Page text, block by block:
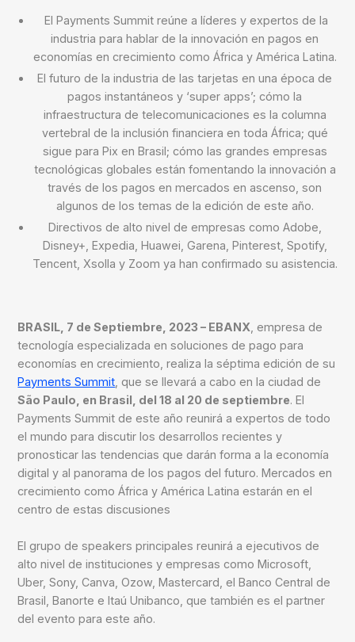
El Payments Summit reúne a líderes y expertos de la
industria para hablar de la innovación en pagos en
economías en crecimiento como África y América Latina.
El futuro de la industria de las tarjetas en una época de
pagos instantáneos y ‘super apps’; cómo la
infraestructura de telecomunicaciones es la columna
vertebral de la inclusión financiera en toda África; qué
sigue para Pix en Brasil; cómo las grandes empresas
tecnológicas globales están fomentando la innovación a
través de los pagos en mercados en ascenso, son
algunos de los temas de la edición de este año.
Directivos de alto nivel de empresas como Adobe,
Disney+, Expedia, Huawei, Garena, Pinterest, Spotify,
Tencent, Xsolla y Zoom ya han confirmado su asistencia.
BRASIL, 7 de Septiembre, 2023 – EBANX , empresa de
tecnología especializada en soluciones de pago para
economías en crecimiento, realiza la séptima edición de su
Payments Summit , que se llevará a cabo en la ciudad de
São Paulo, en Brasil, del 18 al 20 de septiembre. El
Payments Summit de este año reunirá a expertos de todo
el mundo para discutir los desarrollos recientes y
pronosticar las tendencias que darán forma a la economía
digital y al panorama de los pagos del futuro. Mercados en
crecimiento como África y América Latina estarán en el
centro de estas discusiones
El grupo de speakers principales reunirá a ejecutivos de
alto nivel de instituciones y empresas como Microsoft,
Uber, Sony, Canva, Ozow, Mastercard, el Banco Central de
Brasil, Banorte e Itaú Unibanco, que también es el partner
del evento para este año.